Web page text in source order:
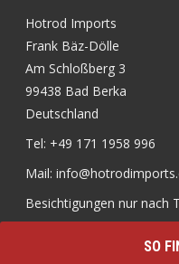
Hotrod Imports
Frank Bäz-Dölle
Am Schloßberg 3
99438 Bad Berka
Deutschland
Tel: +49 171 1958 996
Mail:
Besichtigungen nur nach
SO